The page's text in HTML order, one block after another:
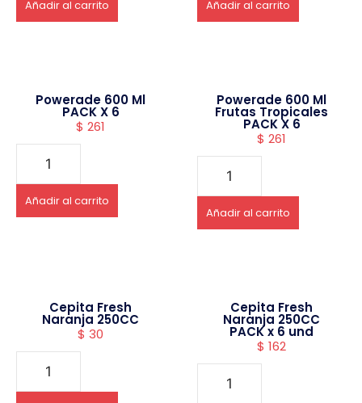
Añadir al carrito Añadir al carrito
Powerade 600 Ml
PACK X 6
$ 261
Añadir al carrito
Powerade 600 Ml
Frutas Tropicales
PACK X 6
$ 261
Añadir al carrito
Cepita Fresh
Naranja 250CC
$ 30
Cepita Fresh
Naranja 250CC
PACK x 6 und
$ 162